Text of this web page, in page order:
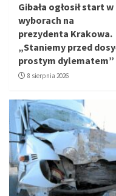
Gibała ogłosił start w
wyborach na
prezydenta Krakowa.
„Staniemy przed
prostym dylematem”
8 sierpnia 2026